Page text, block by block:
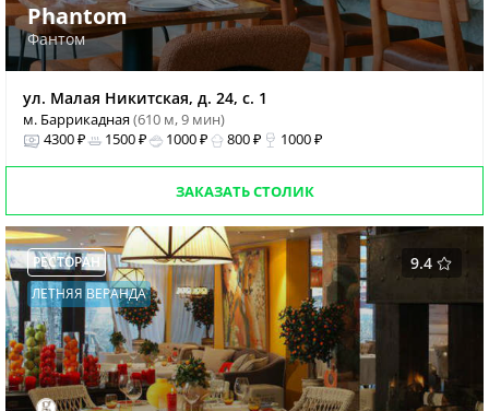
Phantom
Фантом
ул. Малая Никитская, д. 24, с. 1
м. Баррикадная(610 м, 9 мин)
4300 ₽
1500 ₽ 1000 ₽ 800 ₽ 1000 ₽
ЗАКАЗАТЬ СТОЛИК
9.4
РЕСТОРАН
ЛЕТНЯЯ ВЕРАНДА